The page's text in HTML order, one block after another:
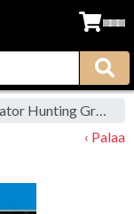
Predator Hunting Grounds Käytetty PS4
‹ Palaa